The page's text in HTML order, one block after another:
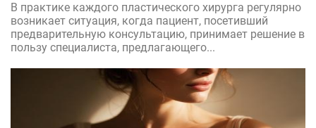
В практике каждого пластического хирурга регулярно
возникает ситуация, когда пациент, посетивший
предварительную консультацию, принимает решение в
пользу специалиста, предлагающего...